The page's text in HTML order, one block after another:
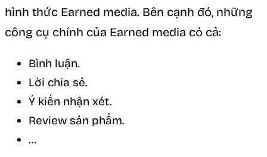
hình thức Earned media. Bên cạnh đó, những
công cụ chính của Earned media có cả:
Bình luận.
Lời chia sẻ.
Ý kiến nhận xét.
Review sản phẩm.
…